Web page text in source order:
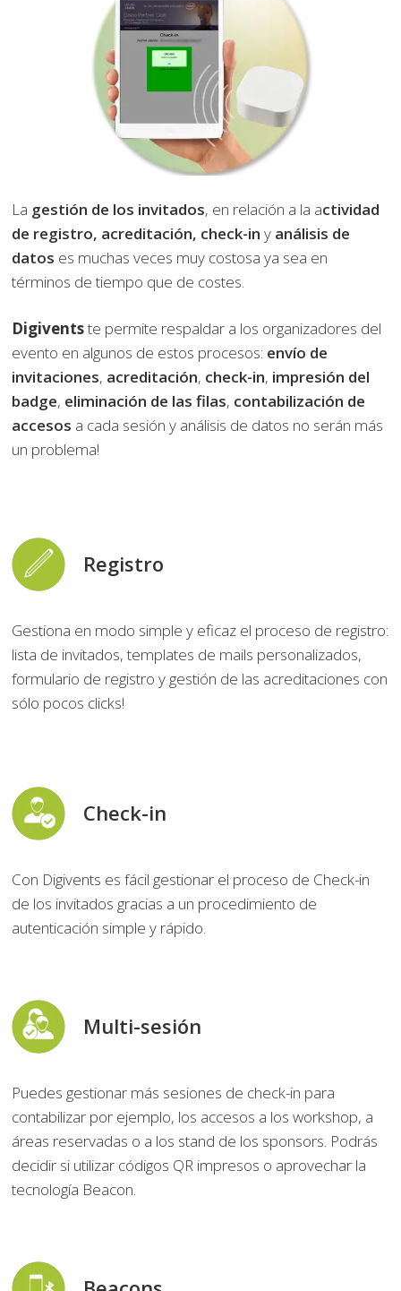
La gestión de los invitados, en relación a la actividad
de registro, acreditación, check-in y análisis de
datos es muchas veces muy costosa ya sea en
términos de tiempo que de costes.
Digiventste permite respaldar a los organizadores del
evento en algunos de estos procesos: envío de
invitaciones, acreditación, check-in, impresión del
badge, eliminación de las filas, contabilización de
accesos a cada sesión y análisis de datos no serán más
un problema!
Registro
Gestiona en modo simple y eficaz el proceso de registro:
lista de invitados, templates de mails personalizados,
formulario de registro y gestión de las acreditaciones con
sólo pocos clicks!
Check-in
Con Digivents es fácil gestionar el proceso de Check-in
de los invitados gracias a un procedimiento de
autenticación simple y rápido.
Multi-sesión
Puedes gestionar más sesiones de check-in para
contabilizar por ejemplo, los accesos a los workshop, a
áreas reservadas o a los stand de los sponsors. Podrás
decidir si utilizar códigos QR impresos o aprovechar la
tecnología Beacon.